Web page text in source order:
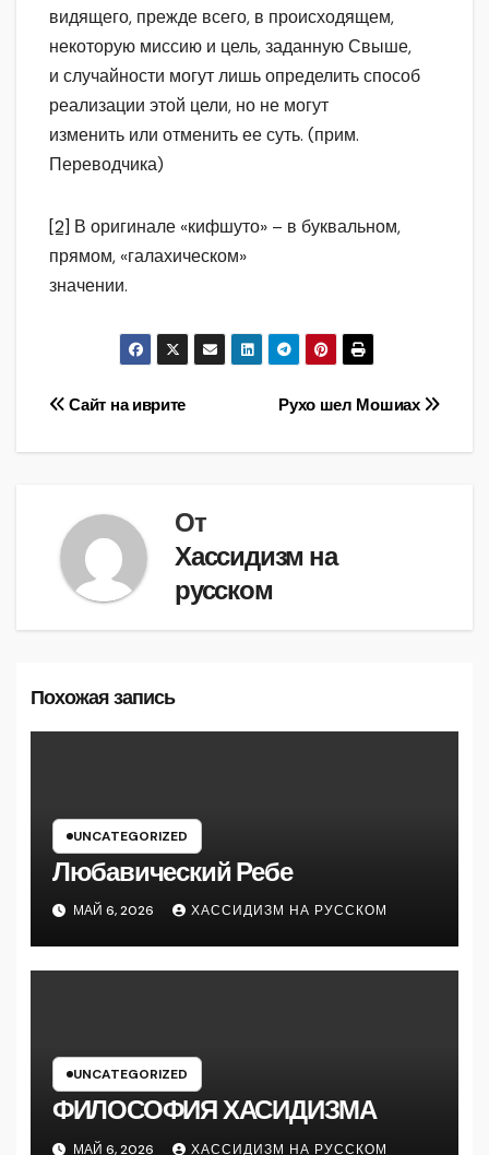
видящего, прежде всего, в происходящем,
некоторую миссию и цель, заданную Свыше,
и случайности могут лишь определить способ
реализации этой цели, но не могут
изменить или отменить ее суть. (прим.
Переводчика)
[2] В оригинале «кифшуто» – в буквальном,
прямом, «галахическом»
значении.
Навигация
по
Рухо шел Мошиах
Сайт на иврите
От
Хассидизм на
русском
Похожая запись
UNCATEGORIZED
Любавический Ребе
МАЙ 6, 2026 ХАССИДИЗМ НА РУССКОМ
UNCATEGORIZED
ФИЛОСОФИЯ ХАСИДИЗМА
МАЙ 6, 2026 ХАССИДИЗМ НА РУССКОМ